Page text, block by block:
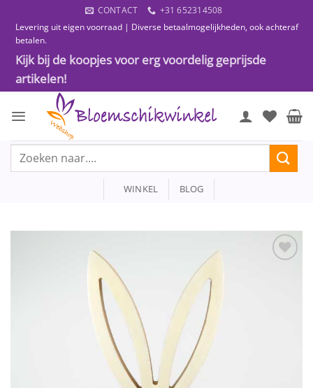
naar
inhoud
CONTACT
+31 652314508
Levering uit eigen voorraad | Diverse betaalmogelijkheden, ook achteraf
betalen.
Kijk bij de koopjes voor erg voordelig geprijsde
artikelen!
Zoeken
WINKEL BLOG